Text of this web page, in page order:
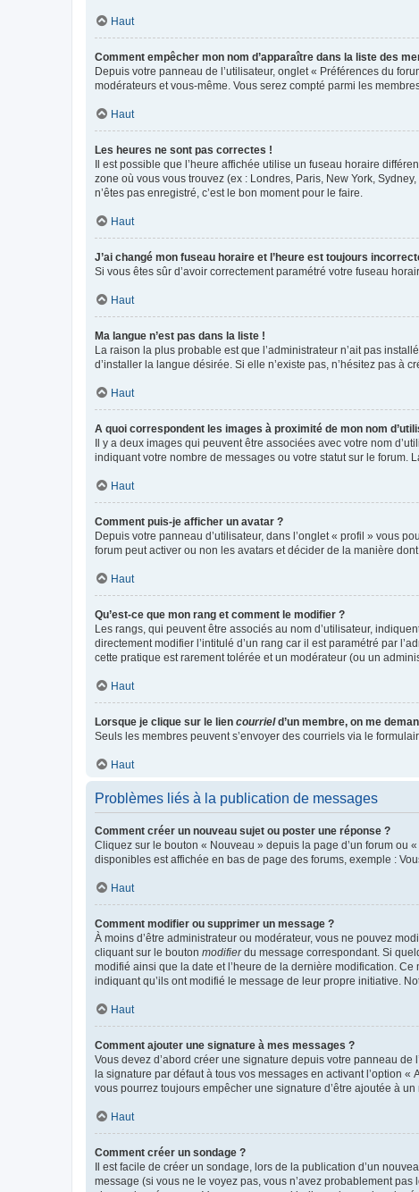
Haut
Comment empêcher mon nom d’apparaître dans la liste des
Depuis votre panneau de l’utilisateur, onglet « Préférences du
modérateurs et vous-même. Vous serez compté parmi les
Haut
Les heures ne sont pas correctes !
Il est possible que l’heure affichée utilise un fuseau horaire
zone où vous vous trouvez (ex : Londres, Paris, New York,
n’êtes pas enregistré, c’est le bon moment pour le faire.
Haut
J’ai changé mon fuseau horaire et l’heure est toujours
Si vous êtes sûr d’avoir correctement paramétré votre fuseau
Haut
Ma langue n’est pas dans la liste !
La raison la plus probable est que l’administrateur n’ait pas
d’installer la langue désirée. Si elle n’existe pas, n’hésitez pas à
Haut
A quoi correspondent les images à proximité de mon nom
Il y a deux images qui peuvent être associées avec votre nom
indiquant votre nombre de messages ou votre statut sur le forum.
Haut
Comment puis-je afficher un avatar ?
Depuis votre panneau d’utilisateur, dans l’onglet « profil » vous
forum peut activer ou non les avatars et décider de la manière
Haut
Qu’est-ce que mon rang et comment le modifier ?
Les rangs, qui peuvent être associés au nom d’utilisateur,
directement modifier l’intitulé d’un rang car il est paramétré par
cette pratique est rarement tolérée et un modérateur (ou un
Haut
Lorsque je clique sur le lien courrield’un membre, on me
Seuls les membres peuvent s’envoyer des courriels via le
Haut
Problèmes liés à la publication de messages
Comment créer un nouveau sujet ou poster une réponse ?
Cliquez sur le bouton « Nouveau » depuis la page d’un forum ou
disponibles est affichée en bas de page des forums, exemple :
Haut
Comment modifier ou supprimer un message ?
À moins d’être administrateur ou modérateur, vous ne pouvez
cliquant sur le bouton modifierdu message correspondant. Si
modifié ainsi que la date et l’heure de la dernière modification.
indiquant qu’ils ont modifié le message de leur propre initiative.
Haut
Comment ajouter une signature à mes messages ?
Vous devez d’abord créer une signature depuis votre panneau
la signature par défaut à tous vos messages en activant l’option
vous pourrez toujours empêcher une signature d’être ajoutée à
Haut
Comment créer un sondage ?
Il est facile de créer un sondage, lors de la publication d’un
message (si vous ne le voyez pas, vous n’avez probablement